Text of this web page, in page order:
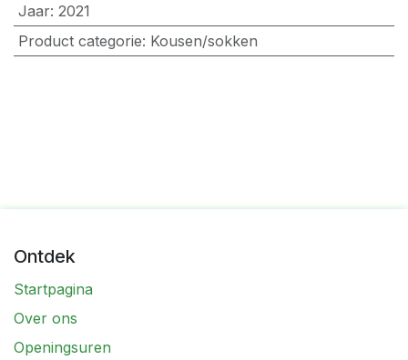
Jaar: 2021
Product categorie: Kousen/sokken
Ontdek
Startpagina
Over ons
Openingsuren